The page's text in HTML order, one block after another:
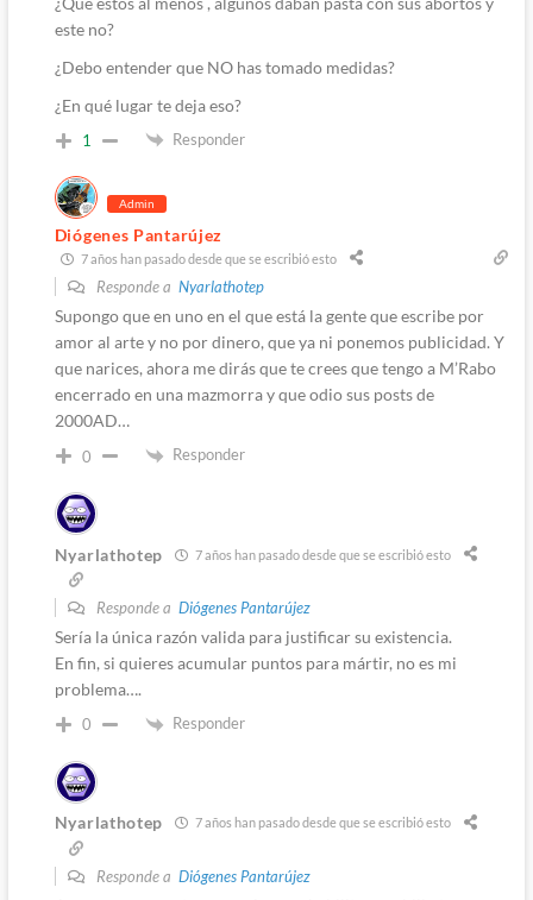
este no?
¿Debo entender que NO has tomado medidas?
¿En qué lugar te deja eso?
1 Responder
Admin
Diógenes Pantarújez
7 años han pasado desde que se escribió esto
Responde a Nyarlathotep
Supongo que en uno en el que está la gente que escribe por
amor al arte y no por dinero, que ya ni ponemos publicidad. Y
que narices, ahora me dirás que te crees que tengo a M’Rabo
encerrado en una mazmorra y que odio sus posts de
2000AD…
0 Responder
Nyarlathotep 7 años han pasado desde que se escribió esto
Responde a Diógenes Pantarújez
Sería la única razón valida para justificar su existencia.
En fin, si quieres acumular puntos para mártir, no es mi
problema….
0 Responder
Nyarlathotep 7 años han pasado desde que se escribió esto
Responde a Diógenes Pantarújez